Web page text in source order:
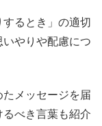
るとき」の適切
やりや配慮につ
メッセージを届
べき言葉も紹介